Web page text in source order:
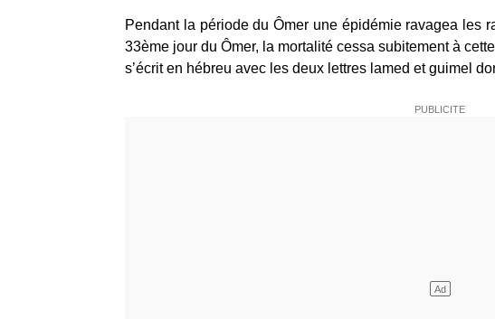
Pendant la période du Ômer une épidémie ravagea les
33ème jour du Ômer, la mortalité cessa subitement à
s’écrit en hébreu avec les deux lettres lamed et guimel